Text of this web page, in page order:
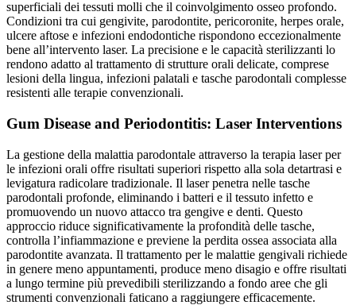
superficiali dei tessuti molli che il coinvolgimento osseo profondo.
Condizioni tra cui gengivite, parodontite, pericoronite, herpes orale,
ulcere aftose e infezioni endodontiche rispondono eccezionalmente
bene all’intervento laser. La precisione e le capacità sterilizzanti lo
rendono adatto al trattamento di strutture orali delicate, comprese
lesioni della lingua, infezioni palatali e tasche parodontali complesse
resistenti alle terapie convenzionali.
Gum Disease and Periodontitis: Laser Interventions
La gestione della malattia parodontale attraverso la terapia laser per
le infezioni orali offre risultati superiori rispetto alla sola detartrasi e
levigatura radicolare tradizionale. Il laser penetra nelle tasche
parodontali profonde, eliminando i batteri e il tessuto infetto e
promuovendo un nuovo attacco tra gengive e denti. Questo
approccio riduce significativamente la profondità delle tasche,
controlla l’infiammazione e previene la perdita ossea associata alla
parodontite avanzata. Il trattamento per le malattie gengivali richiede
in genere meno appuntamenti, produce meno disagio e offre risultati
a lungo termine più prevedibili sterilizzando a fondo aree che gli
strumenti convenzionali faticano a raggiungere efficacemente.